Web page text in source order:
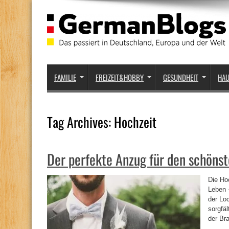
FAMILIE FREIZEIT&HOBBY GESUNDHEIT
Tag Archives:Hochzeit
Der perfekte Anzug für den
Die
Leben
der
der